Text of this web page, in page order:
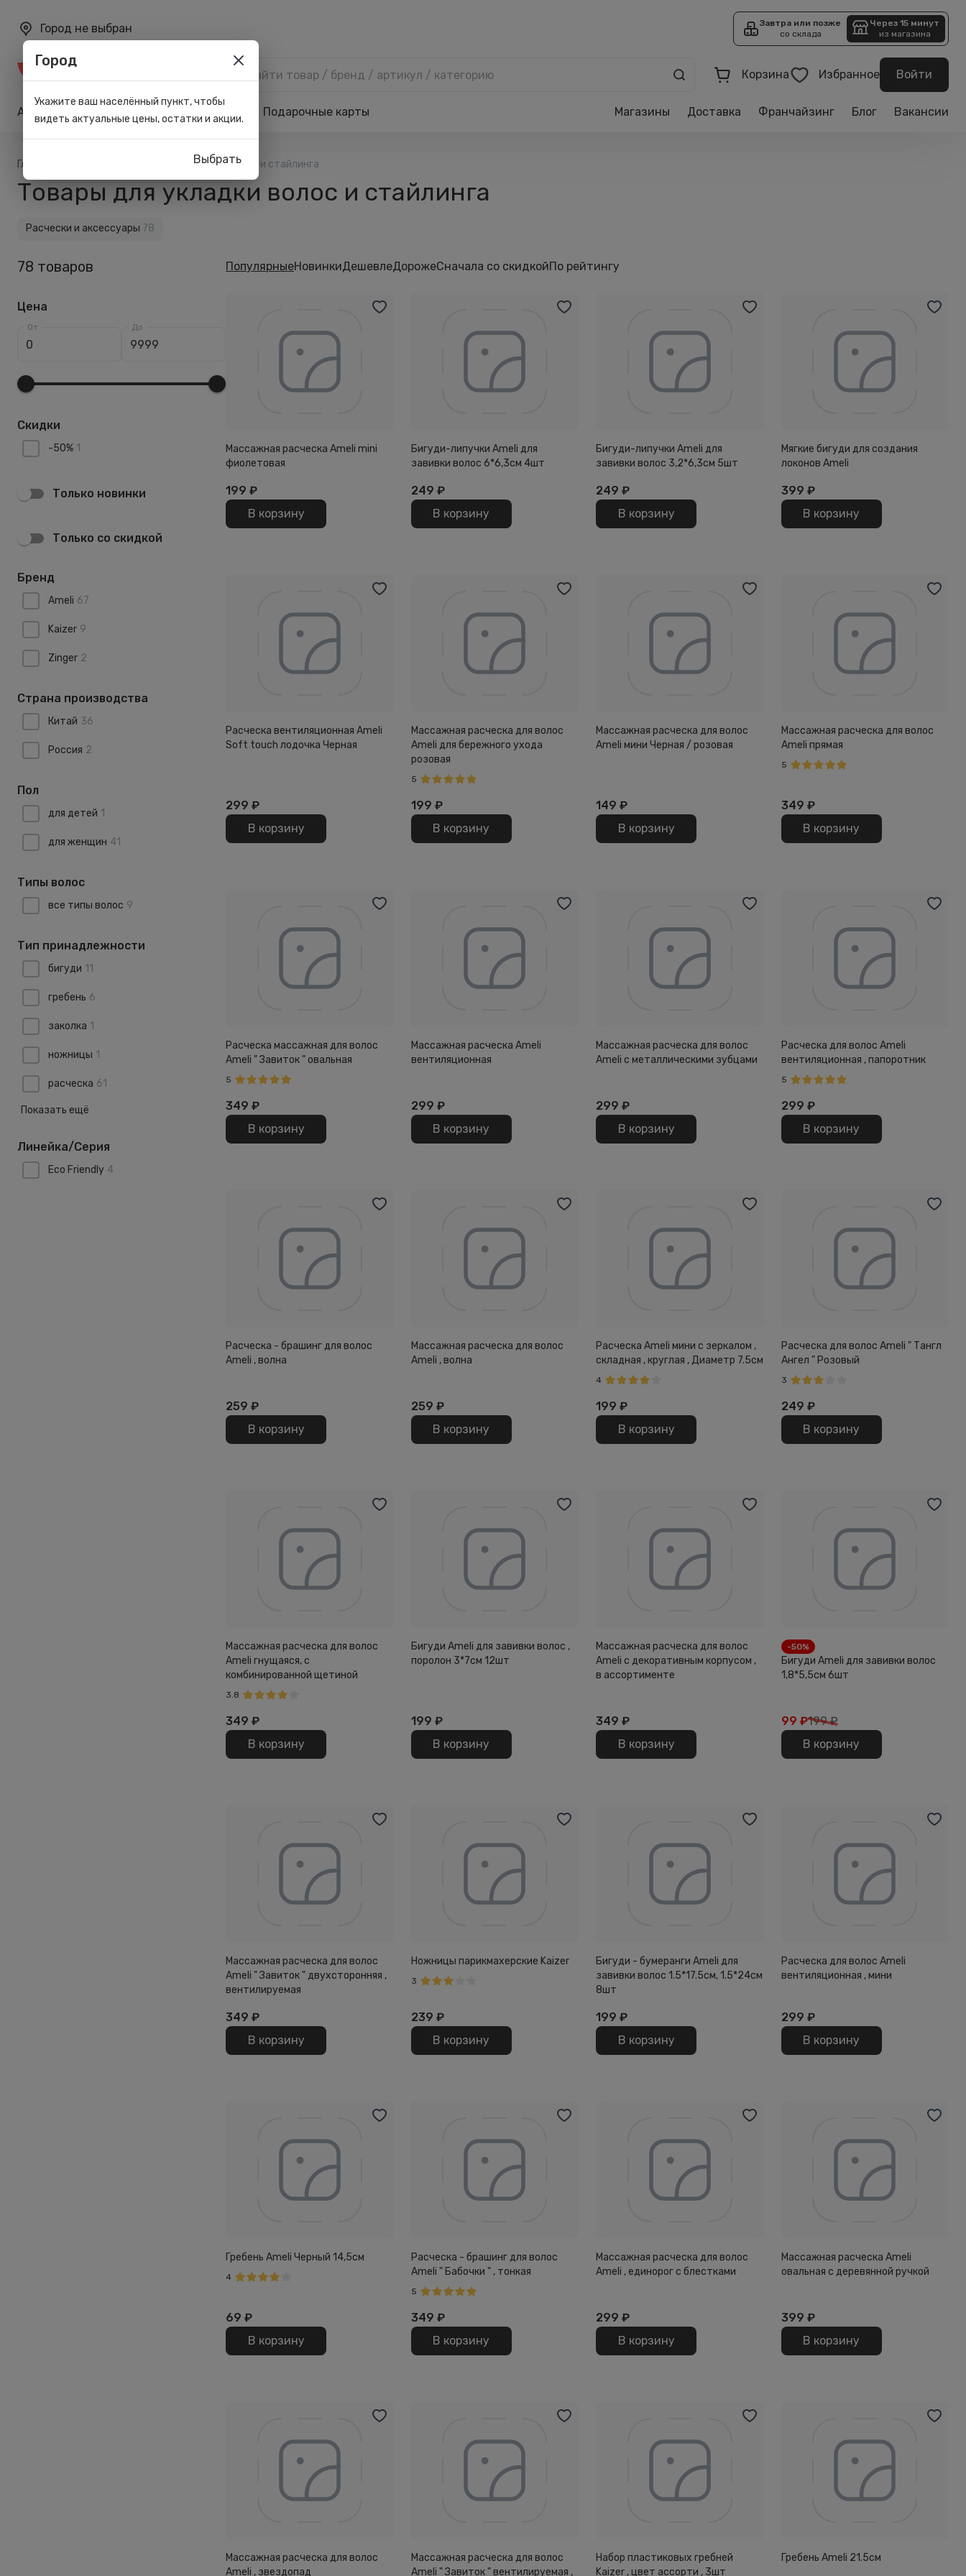
Город не выбран
Завтра или позже
со склада
Через 15 минут
из магазина
Корзина Избранное Войти
Акции Карта лояльности Подарочные карты Магазины Доставка Франчайзинг Блог Вакансии
Главная Для укладки и стайлинга
Товары для укладки волос и стайлинга
Расчески и аксессуары 78
78 товаров
Цена
От До
Скидки
-50% 1
Только новинки
Только со скидкой
Бренд
Ameli 67
Kaizer 9
Zinger 2
Страна производства
Китай 36
Россия 2
Пол
для детей 1
для женщин 41
Типы волос
все типы волос 9
Тип принадлежности
бигуди 11
гребень 6
заколка 1
ножницы 1
расческа 61
Показать ещё
Линейка/Серия
Eco Friendly 4
ПопулярныеНовинкиДешевлеДорожеСначала со скидкойПо рейтингу
Массажная расческа Ameli mini
фиолетовая
199 ₽
В корзину
Бигуди-липучки Ameli для
завивки волос 6*6,3см 4шт
249 ₽
В корзину
Бигуди-липучки Ameli для
завивки волос 3,2*6,3см 5шт
249 ₽
В корзину
Мягкие бигуди для создания
локонов Ameli
399 ₽
В корзину
Расческа вентиляционная Ameli
Soft touch лодочка Черная
299 ₽
В корзину
Массажная расческа для волос
Ameli для бережного ухода
розовая
5
199 ₽
В корзину
Массажная расческа для волос
Ameli мини Черная / розовая
149 ₽
В корзину
Массажная расческа для волос
Ameli прямая
5
349 ₽
В корзину
Расческа массажная для волос
Ameli " Завиток " овальная
5
349 ₽
В корзину
Массажная расческа Ameli
вентиляционная
299 ₽
В корзину
Массажная расческа для волос
Ameli с металлическими зубцами
299 ₽
В корзину
Расческа для волос Ameli
вентиляционная , папоротник
5
299 ₽
В корзину
Расческа - брашинг для волос
Ameli , волна
259 ₽
В корзину
Массажная расческа для волос
Ameli , волна
259 ₽
В корзину
Расческа Ameli мини с зеркалом ,
складная , круглая , Диаметр 7.5см
4
199 ₽
В корзину
Расческа для волос Ameli " Тангл
Ангел " Розовый
3
249 ₽
В корзину
Массажная расческа для волос
Ameli гнущаяся, с
комбинированной щетиной
3.8
349 ₽
В корзину
Бигуди Ameli для завивки волос ,
поролон 3*7см 12шт
199 ₽
В корзину
Массажная расческа для волос
Ameli с декоративным корпусом ,
в ассортименте
349 ₽
В корзину
-50%
Бигуди Ameli для завивки волос
1,8*5,5см 6шт
99 ₽199 ₽
В корзину
Массажная расческа для волос
Ameli " Завиток " двухсторонняя ,
вентилируемая
349 ₽
В корзину
Ножницы парикмахерские Kaizer
3
239 ₽
В корзину
Бигуди - бумеранги Ameli для
завивки волос 1.5*17.5см, 1.5*24см
8шт
199 ₽
В корзину
Расческа для волос Ameli
вентиляционная , мини
299 ₽
В корзину
Гребень Ameli Черный 14,5см
4
69 ₽
В корзину
Расческа - брашинг для волос
Ameli " Бабочки " , тонкая
5
349 ₽
В корзину
Массажная расческа для волос
Ameli , единорог с блестками
299 ₽
В корзину
Массажная расческа Ameli
овальная с деревянной ручкой
399 ₽
В корзину
Массажная расческа для волос
Ameli , звездопад
Массажная расческа для волос
Ameli " Завиток " вентилируемая ,
Набор пластиковых гребней
Kaizer , цвет ассорти , 3шт
Гребень Ameli 21.5см
Город
Укажите ваш населённый пункт, чтобы
видеть актуальные цены, остатки и акции.
Выбрать